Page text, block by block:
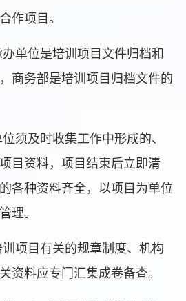
作项目。
单位是培训项目文件归档和
商务部是培训项目归档文件的
须及时收集工作中形成的、
目资料，项目结束后立即清
各种资料齐全，以项目为单位
理。
项目有关的规章制度、机构
资料应专门汇集成卷备查。